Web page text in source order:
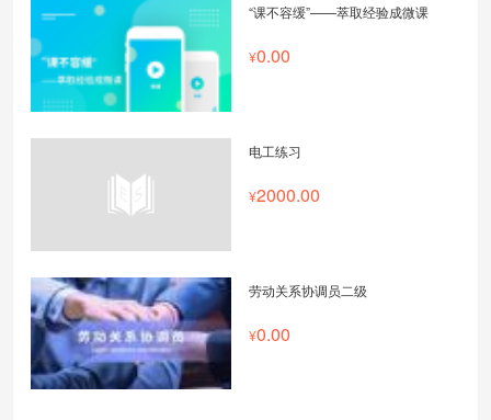
“课不容缓”——萃取经验成微课
0.00
电工练习
2000.00
劳动关系协调员二级
0.00